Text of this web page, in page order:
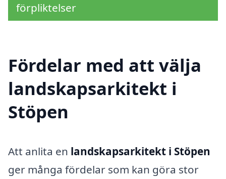
förpliktelser
Fördelar med att välja
landskapsarkitekt i
Stöpen
Att anlita en landskapsarkitekt i Stöpen
ger många fördelar som kan göra stor